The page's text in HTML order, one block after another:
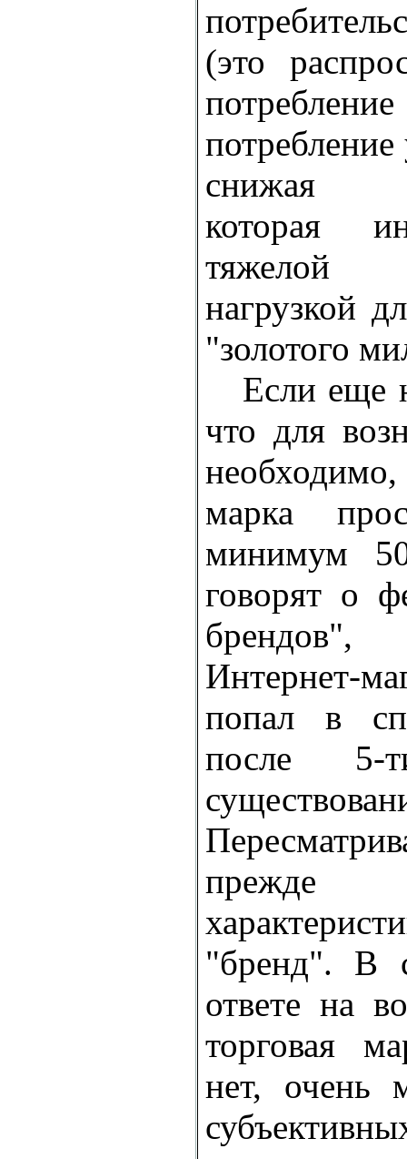
(это
снижая
которая
тяжелой
нагрузкой
"золотого
Если еще
что для
марка
минимум
говорят о
Интернет-
попал в
после 5-
прежде
"бренд". В
ответе на
торговая
нет, очень